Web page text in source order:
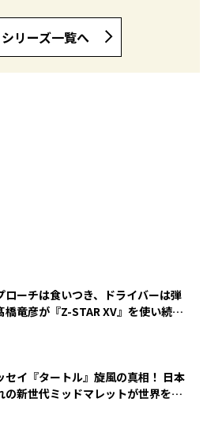
シリーズ一覧へ
ローチは食いつき、ドライバーは弾
橋竜彦が『Z-STAR XV』を使い続け
セイ『タートル』旋風の真相！ 日本
の新世代ミッドマレットが世界を席